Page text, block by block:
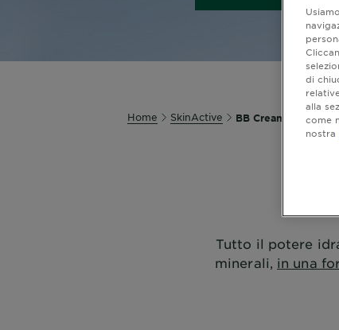
Home SkinActive BB Cream
Tutto il potere
minerali, in una
di
alla
come
nostra